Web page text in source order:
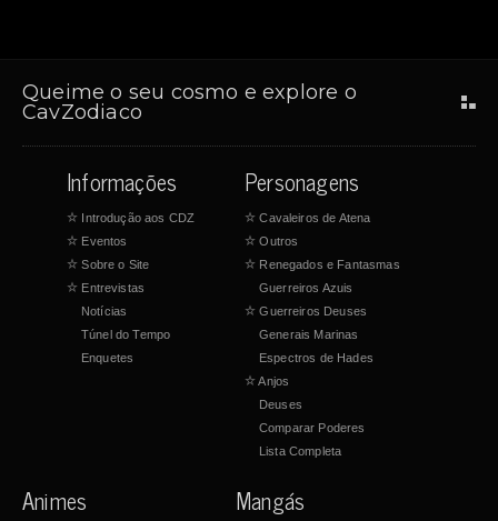
Queime o seu cosmo e explore o
CavZodiaco
Informações
☆ Introdução aos CDZ
☆ Eventos
☆ Sobre o Site
☆ Entrevistas
Notícias
Túnel do Tempo
Enquetes
Personagens
☆ Cavaleiros de Atena
☆ Outros
☆ Renegados e Fantasmas
Guerreiros Azuis
☆ Guerreiros Deuses
Generais Marinas
Espectros de Hades
☆Anjos
Deuses
Comparar Poderes
Lista Completa
Animes Mangás